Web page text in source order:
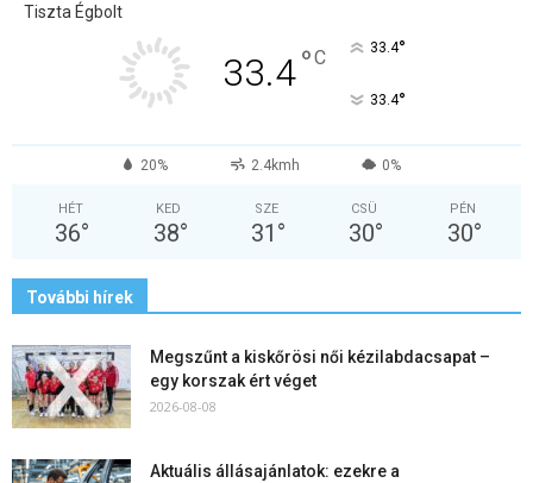
Tiszta Égbolt
33.4°C 33.4°
33.4°
20% 2.4kmh 0%
HÉT
36°
KED
38°
SZE
31 °
CSÜ
30°
PÉN
30°
További hírek
Megszűnt a kiskőrösi női kézilabdacsapat –
egy korszak ért véget
2026-08-08
Aktuális állásajánlatok: ezekre a